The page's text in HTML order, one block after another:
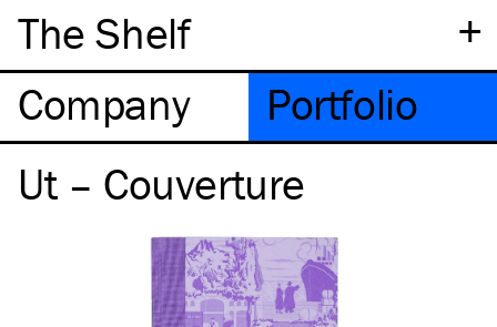
+
The Shelf
Company
Portfolio
Ut – Couverture